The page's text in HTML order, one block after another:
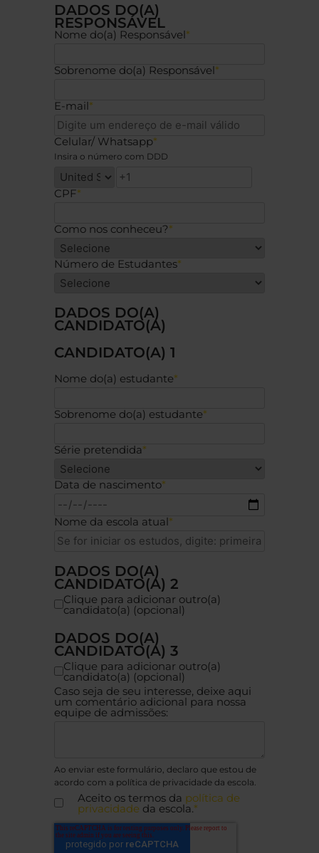
DADOS DO(A)
RESPONSÁVEL
Nome do(a) Responsável*
Sobrenome do(a) Responsável*
E-mail*
Celular/ Whatsapp*
Insira o número com DDD
CPF*
Como nos conheceu?*
Número de Estudantes*
DADOS DO(A)
CANDIDATO(A)
CANDIDATO(A) 1
Nome do(a) estudante*
Sobrenome do(a) estudante*
Série pretendida*
Data de nascimento*
Nome da escola atual*
DADOS DO(A)
CANDIDATO(A) 2
Clique para adicionar outro(a)
candidato(a) (opcional)
DADOS DO(A)
CANDIDATO(A) 3
Clique para adicionar outro(a)
candidato(a) (opcional)
Caso seja de seu interesse, deixe aqui
um comentário adicional para nossa
equipe de admissões:
Ao enviar este formulário, declaro que estou de
acordo com a política de privacidade da escola.
Aceito os termos da política de
privacidade da escola.*